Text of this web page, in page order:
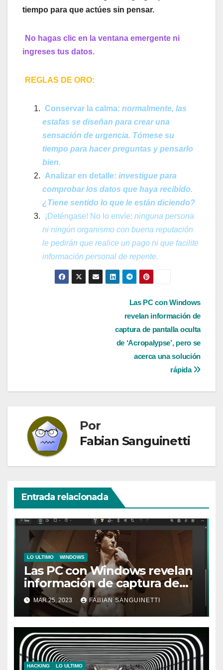
tiempo para que actúes sin pensar.
No hagas clic en la ventana emergente ni
ingreses tus datos.
REGLAS DE ORO:
Conservar la calma: normalmente, las
estafas se diseñan para crear una
sensación de urgencia. Tómese su
tiempo para hacer preguntas y pensarlo
bien.
Analizar en detalle: investigue para
comprobar los datos que haya recibido.
¿Tiene sentido lo que le están diciendo?
¡Deténgase! No lo envíe: ninguna persona
ni ningún organismo con buena reputación
le pedirán que realice un pago ni que facilite
información personal de repente.
Las PC con Windows
revelan información de
captura de pantalla oculta
de ‘Acropalypse’, pero se
acerca una solución
rápida
Por
Fabian Sanguinetti
Entrada relacionada
LO ULTIMO WINDOWS
Las PC con Windows revelan
información de captura de
pantalla oculta de
‘Acropalypse’, pero se acerca
una solución rápida
MAR 25, 2023 FABIAN SANGUINETTI
HACKING LO ULTIMO